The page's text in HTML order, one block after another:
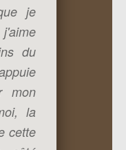
je
j'aime
du
mon
la
cette